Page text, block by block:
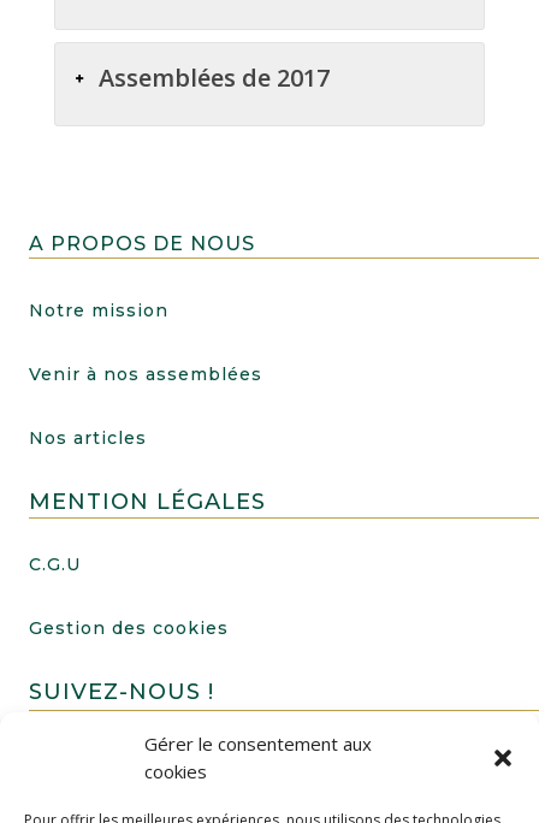
Gérer le consentement aux
cookies
Assemblées de 2017
A PROPOS DE NOUS
Notre mission
Venir à nos assemblées
Nos articles
MENTION LÉGALES
C.G.U
Gestion des cookies
SUIVEZ-NOUS !